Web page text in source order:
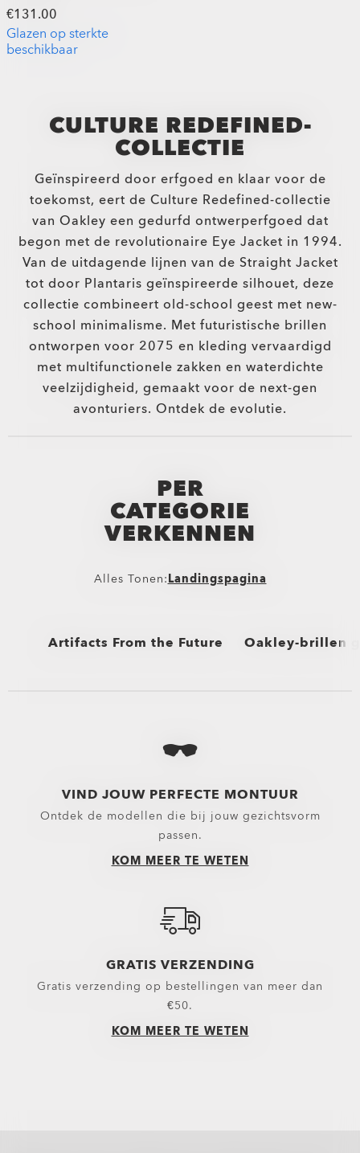
€131.00
Glazen op sterkte
beschikbaar
CULTURE REDEFINED-
COLLECTIE
Geïnspireerd door erfgoed en klaar voor de
toekomst, eert de Culture Redefined-collectie
van Oakley een gedurfd ontwerperfgoed dat
begon met de revolutionaire Eye Jacket in 1994.
Van de uitdagende lijnen van de Straight Jacket
tot door Plantaris geïnspireerde silhouet, deze
collectie combineert old-school geest met new-
school minimalisme. Met futuristische brillen
ontworpen voor 2075 en kleding vervaardigd
met multifunctionele zakken en waterdichte
veelzijdigheid, gemaakt voor de next-gen
avonturiers. Ontdek de evolutie.
PER
CATEGORIE
VERKENNEN
Alles Tonen:Landingspagina
Artifacts From the Future Oakley-brillen
Oakley-brillen
VIND JOUW PERFECTE MONTUUR
Ontdek de modellen die bij jouw gezichtsvorm
passen.
KOM MEER TE WETEN
GRATIS VERZENDING
Gratis verzending op bestellingen van meer dan
€50.
KOM MEER TE WETEN